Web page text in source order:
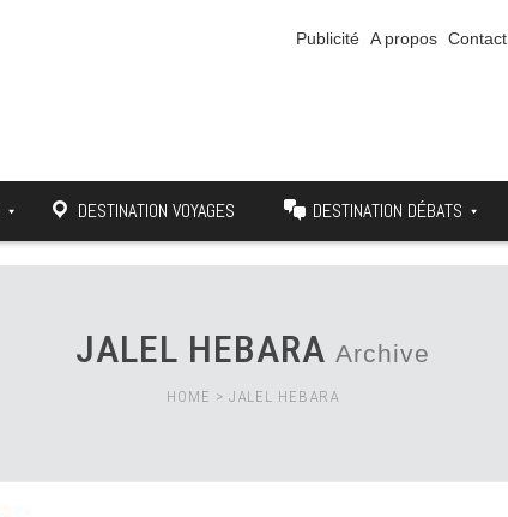
Publicité A propos Contact
DESTINATION VOYAGES DESTINATION DÉBATS
JALEL HEBARA Archive
HOME > JALEL HEBARA